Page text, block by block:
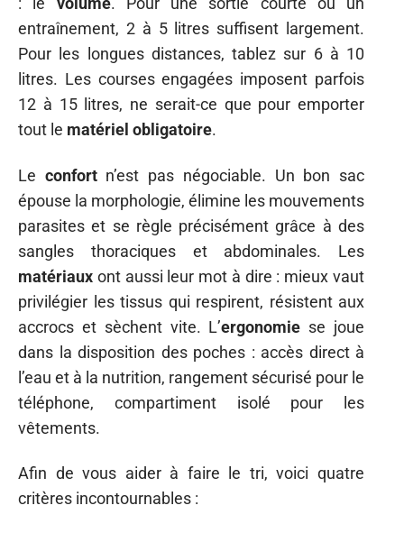
entraînement, 2 à 5 litres suffisent largement.
Pour les longues distances, tablez sur 6 à 10
litres. Les courses engagées imposent parfois
12 à 15 litres, ne serait-ce que pour emporter
tout le matériel obligatoire.
Le confortn’est pas négociable. Un bon sac
épouse la morphologie, élimine les mouvements
parasites et se règle précisément grâce à des
sangles thoraciques et abdominales. Les
matériaux ont aussi leur mot à dire : mieux vaut
privilégier les tissus qui respirent, résistent aux
accrocs et sèchent vite. L’ergonomie se joue
dans la disposition des poches : accès direct à
l’eau et à la nutrition, rangement sécurisé pour le
téléphone, compartiment isolé pour les
vêtements.
Afin de vous aider à faire le tri, voici quatre
critères incontournables :